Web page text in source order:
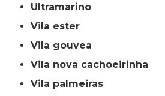
ultramarino
vila ester
vila gouvea
vila nova cachoeirinha
vila palmeiras